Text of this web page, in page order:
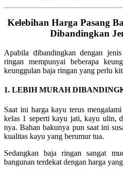
Kelebihan Harga Pasang
Dibandingkan
Apabila dibandingkan dengan
ringan mempunyai beberapa
keunggulan baja ringan yang perlu
1. LEBIH MURAH
Saat ini harga kayu terus
kelas 1 seperti kayu jati, kayu ulin,
nya. Bahan bakunya pun saat ini
kualitas kayu yang berumur tua.
Sedangkan baja ringan sangat
bangunan terdekat dengan harga